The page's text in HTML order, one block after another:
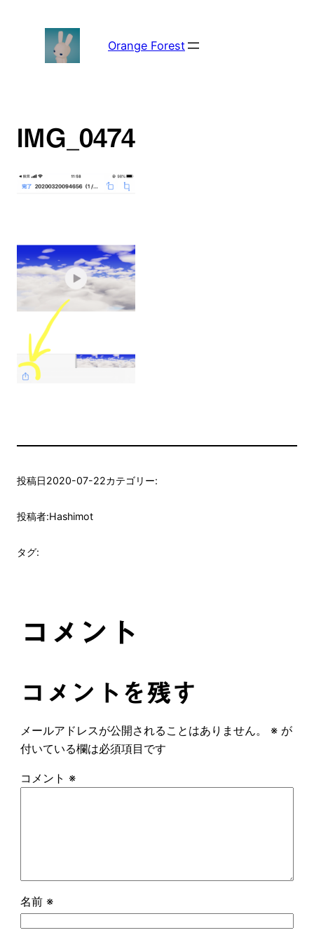
Orange Forest
IMG_0474
投稿日2020-07-22カテゴリー:
投稿者:Hashimot
タグ:
コメント
コメントを残す
メールアドレスが公開されることはありません。 ※が
付いている欄は必須項目です
コメント ※
名前 ※